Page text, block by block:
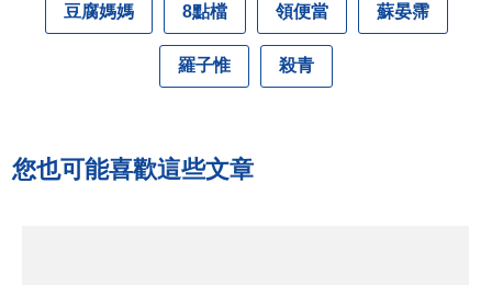
豆腐媽媽 8點檔 領便當 蘇晏霈
羅子惟 殺青
您也可能喜歡這些文章